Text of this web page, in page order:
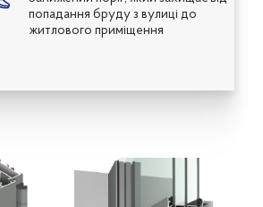
попадання бруду з вулиці до
житлового приміщення